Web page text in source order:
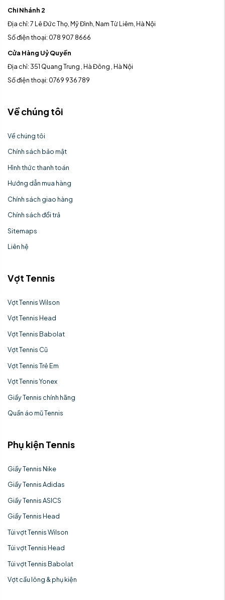
Chi Nhánh 2
Địa chỉ: 7 Lê Đức Thọ, Mỹ Đình, Nam Từ Liêm, Hà Nội
Số điện thoại: 078 907 8666
Cửa Hàng Uỷ Quyền
Địa chỉ: 351 Quang Trung , Hà Đông , Hà Nội
Số điện thoại: 0769 936 789
Về chúng tôi
Về chúng tôi
Chính sách bảo mật
Hình thức thanh toán
Hướng dẫn mua hàng
Chính sách giao hàng
Chính sách đổi trả
Sitemaps
Liên hệ
Vợt Tennis
Vợt Tennis Wilson
Vợt Tennis Head
Vợt Tennis Babolat
Vợt Tennis Cũ
Vợt Tennis Trẻ Em
Vợt Tennis Yonex
Giầy Tennis chính hãng
Quần áo mũ Tennis
Phụ kiện Tennis
Giầy Tennis Nike
Giầy Tennis Adidas
Giầy Tennis ASICS
Giầy Tennis Head
Túi vợt Tennis Wilson
Túi vợt Tennis Head
Túi vợt Tennis Babolat
Vợt cầu lông & phụ kiện